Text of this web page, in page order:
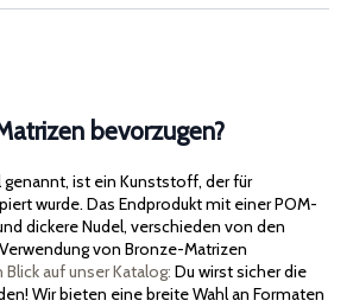
bevorzugen?
genannt, ist ein Kunststoff, der für
wurde. Das Endprodukt mit einer POM-
dickere Nudel, verschieden von den
von Bronze-Matrizen
auf unser Katalog: Du wirst sicher die
Wir bieten eine breite Wahl an Formaten